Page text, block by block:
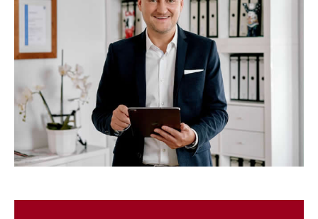
☎️ Kontaktieren Sie uns.